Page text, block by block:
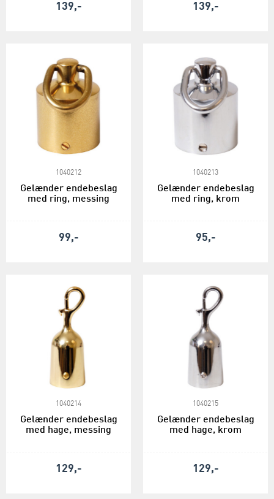
139,- 139,-
1040212
Gelænder endebeslag
med ring, messing
99,-
1040213
Gelænder endebeslag
med ring, krom
95,-
1040214
Gelænder endebeslag
med hage, messing
129,-
1040215
Gelænder endebeslag
med hage, krom
129,-